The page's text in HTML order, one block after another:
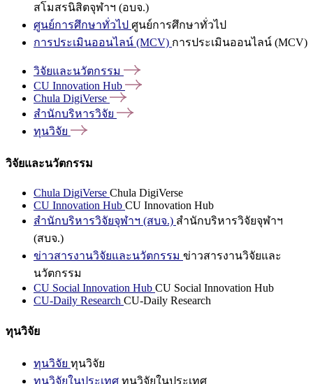
สโมสรนิสิตจุฬาฯ (อบจ.)
ศูนย์การศึกษาทั่วไป ศูนย์การศึกษาทั่วไป
การประเมินออนไลน์ (MCV) การประเมินออนไลน์ (MCV)
วิจัยและนวัตกรรม
CU Innovation Hub
Chula DigiVerse
สำนักบริหารวิจัย
ทุนวิจัย
วิจัยและนวัตกรรม
Chula DigiVerse Chula DigiVerse
CU Innovation Hub CU Innovation Hub
สำนักบริหารวิจัยจุฬาฯ (สบจ.) สำนักบริหารวิจัยจุฬาฯ
(สบจ.)
ข่าวสารงานวิจัยและนวัตกรรม ข่าวสารงานวิจัยและ
นวัตกรรม
CU Social Innovation Hub CU Social Innovation Hub
CU-Daily Research CU-Daily Research
ทุนวิจัย
ทุนวิจัย ทุนวิจัย
ทุนวิจัยในประเทศ ทุนวิจัยในประเทศ